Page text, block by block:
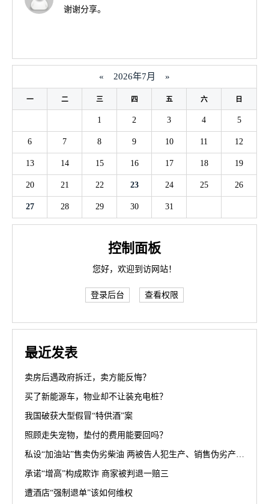
谢谢分享。
« 2026年7月 »
一 二 三 四 五 六 日
1 2 3 4 5
6 7 8 9 10 11 12
13 14 15 16 17 18 19
20 21 22 23 24 25 26
27 28 29 30 31
控制面板
您好，欢迎到访网站！
登录后台 查看权限
最近发表
卖房后遇政府拆迁，卖方能反悔？
买了新能源车，物业却不让装充电桩？
我国破获大型假冒“特供酒”案
照顾走失宠物，垫付的费用能要回吗？
私设“加油站”售卖伪劣柴油 两被告人犯生产、销售伪劣产品罪获刑罚
承诺“增高”构成欺诈 商家被判退一赔三
遭酒店“强制退单”该如何维权